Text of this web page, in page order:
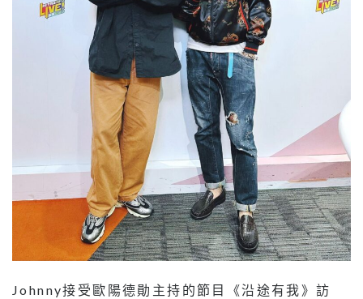
Johnny接受歐陽德勛主持的節目《沿途有我》訪